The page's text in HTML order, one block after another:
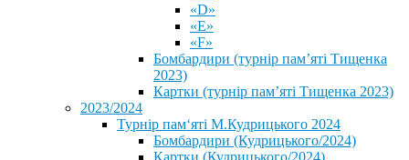
«D»
«Е»
«F»
Бомбардири (турнір пам’яті Тищенка
2023)
Картки (турнір пам’яті Тищенка 2023)
2023/2024
⁨Турнір пам‘яті М.Кудрицького 2024
Бомбардири (Кудрицького/2024)
Картки (Кудрицького/2024)